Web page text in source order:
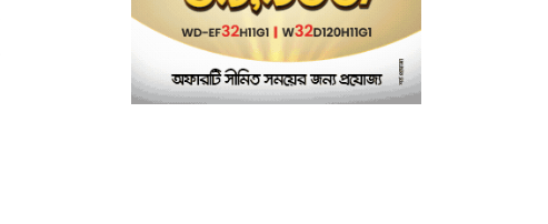
তাৎক্ষণিক খাদ্য পরীক্ষা
নিশ্চিত করবে ভ্রাম্যমাণ
পরীক্ষাগার: এস এম হুমায়ূন
৭